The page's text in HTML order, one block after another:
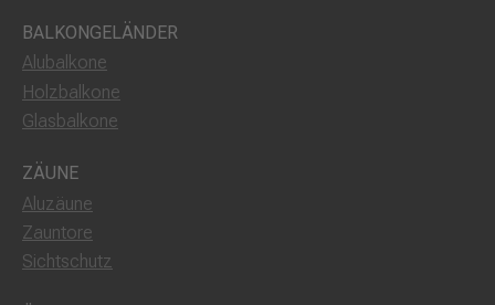
BALKONGELÄNDER
Alubalkone
Holzbalkone
Glasbalkone
ZÄUNE
Aluzäune
Zauntore
Sichtschutz